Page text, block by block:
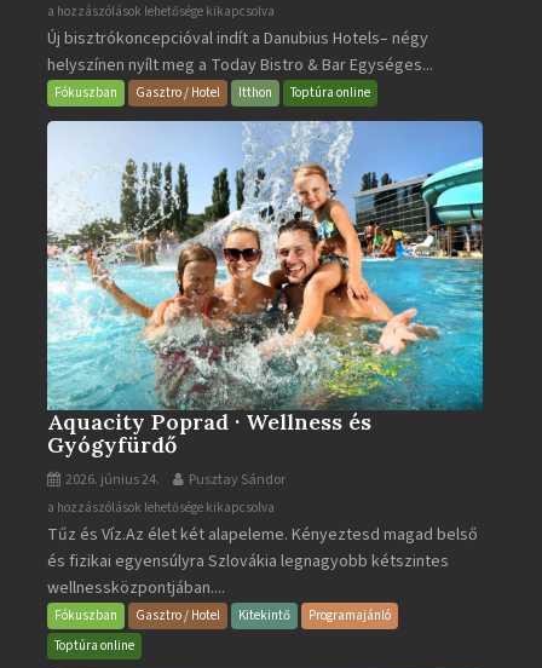
Today
Bistro
&
Bar
bejegyzéshez
a hozzászólások lehetősége kikapcsolva
Új bisztrókoncepcióval indít a Danubius Hotels– négy
helyszínen nyílt meg a Today Bistro & Bar Egységes...
Fókuszban Gasztro / Hotel Itthon Toptúra online
Aquacity Poprad · Wellness és
Gyógyfürdő
2026. június 24. Pusztay Sándor
Aquacity
Poprad
·
Wellness
és
Gyógyfürdő
a hozzászólások lehetősége kikapcsolva
Tűz és Víz.Az élet két alapeleme. Kényeztesd magad belső
és fizikai egyensúlyra Szlovákia legnagyobb kétszintes
wellnessközpontjában....
Fókuszban Gasztro / Hotel Kitekintő
Programajánló
Toptúra online